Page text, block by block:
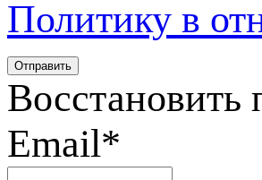
Политику в
Восстановить
Email*